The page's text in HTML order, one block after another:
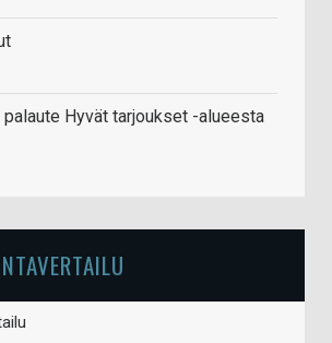
palaute Hyvät tarjoukset -alueesta